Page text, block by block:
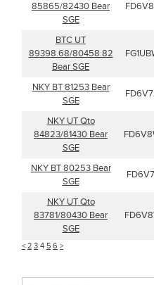
85865/82430 Bear
SGE
BTC UT
89398.68/80458.82
Bear SGE
NKY BT 81253 Bear
SGE
NKY UT Qto
84823/81430 Bear
SGE
NKY BT 80253 Bear
SGE
NKY UT Qto
83781/80430 Bear
SGE
< 2 3 4 5 6 >